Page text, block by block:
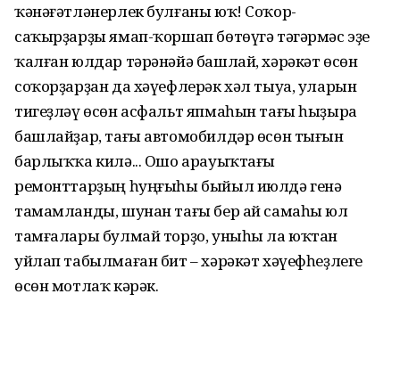
ҡәнәғәтләнерлек булғаны юҡ! Соҡор-
саҡырҙарҙы ямап-ҡоршап бөтөүгә тәгәрмәс эҙе
ҡалған юлдар тәрәнәйә башлай, хәрәкәт өсөн
соҡорҙарҙан да хәүефлерәк хәл тыуа, уларын
тигеҙләү өсөн асфальт япмаһын тағы һыҙыра
башлайҙар, тағы автомобилдәр өсөн тығын
барлыҡҡа килә... Ошо арауыҡтағы
ремонттарҙың һуңғыһы быйыл июлдә генә
тамамланды, шунан тағы бер ай самаһы юл
тамғалары булмай торҙо, уныһы ла юҡтан
уйлап табылмаған бит – хәрәкәт хәүефһеҙлеге
өсөн мотлаҡ кәрәк.